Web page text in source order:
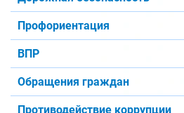
Профориентация
ВПР
Обращения граждан
Противодействие коррупции